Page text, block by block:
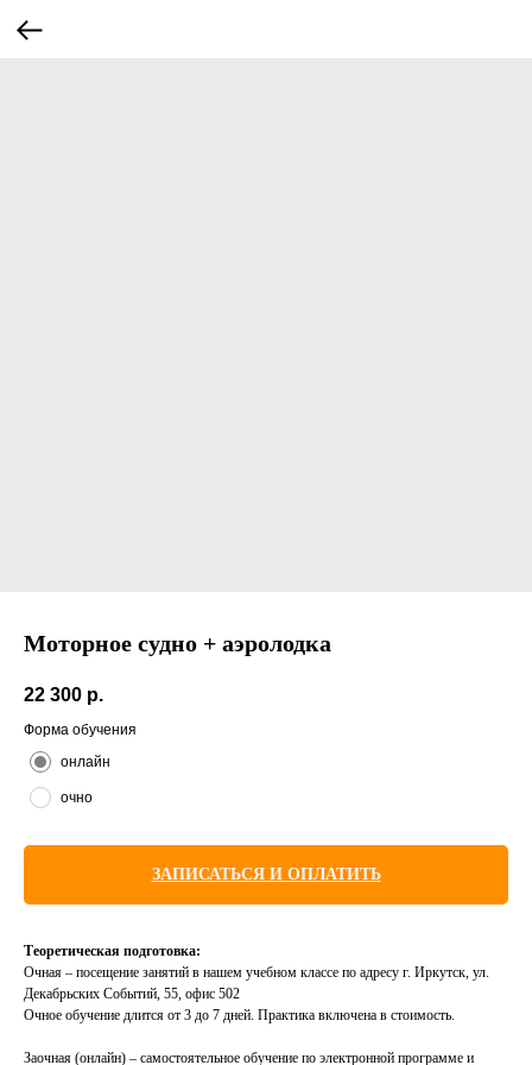
Моторное судно + аэролодка
22 300 р.
Форма обучения
онлайн
очно
ЗАПИСАТЬСЯ И ОПЛАТИТЬ
Теоретическая подготовка:
Очная – посещение занятий в нашем учебном классе по адресу г. Иркутск, ул.
Декабрьских Событий, 55, офис 502
Очное обучение длится от 3 до 7 дней. Практика включена в стоимость.
Заочная (онлайн) – самостоятельное обучение по электронной программе и